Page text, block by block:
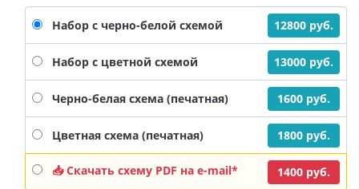
Набор с черно-белой схемой 12800 руб.
Набор с цветной схемой 13000 руб.
Черно-белая схема (печатная) 1600 руб.
Цветная схема (печатная) 1800 руб.
📥 Скачать схему PDF на e-mail* 1400 руб.